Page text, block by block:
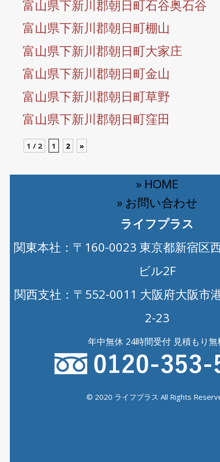
富山県下新川郡朝日町石谷奥石谷
富山県下新川郡朝日町棚山
富山県下新川郡朝日町大家庄
富山県下新川郡朝日町金山
富山県下新川郡朝日町草野
富山県下新川郡朝日町窪田
1 / 2 1 2 »
» HOME
» お問い合わせ
ライフプラス
関東本社：〒160-0023 東京都新宿区
ビル2F
関西支社：〒552-0011 大阪府大阪市
2-23
年中無休 24時間受付 見積もり無
© 2020 ライフプラス All Rights